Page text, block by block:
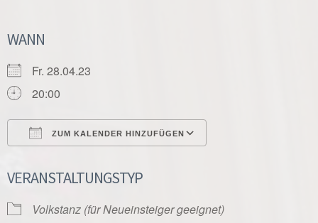
WANN
Fr. 28.04.23
20:00
ZUM KALENDER HINZUFÜGEN
VERANSTALTUNGSTYP
Volkstanz (für Neueinsteiger geeignet)